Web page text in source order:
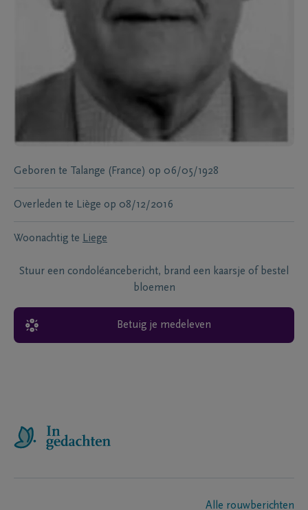
Geboren te Talange (France) op 06/05/1928
Overleden te Liège op 08/12/2016
Woonachtig te Liege
Stuur een condoléancebericht, brand een kaarsje of bestel
bloemen
Betuig je medeleven
Alle rouwberichten